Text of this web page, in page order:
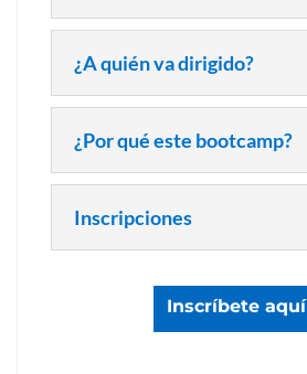
¿A quién va dirigido?
¿Por qué este bootcamp?
Inscripciones
Inscríbete aquí